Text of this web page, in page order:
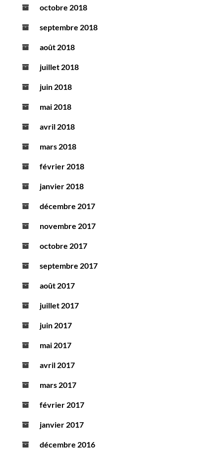
octobre 2018
septembre 2018
août 2018
juillet 2018
juin 2018
mai 2018
avril 2018
mars 2018
février 2018
janvier 2018
décembre 2017
novembre 2017
octobre 2017
septembre 2017
août 2017
juillet 2017
juin 2017
mai 2017
avril 2017
mars 2017
février 2017
janvier 2017
décembre 2016